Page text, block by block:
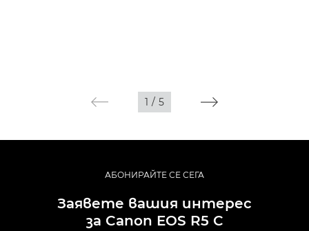
1 / 5
АБОНИРАЙТЕ СЕ СЕГА
Заявете вашия интерес
за Canon EOS R5 C